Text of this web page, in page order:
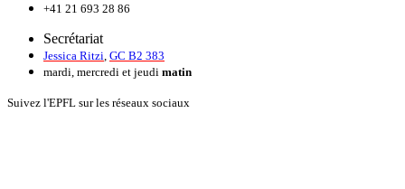
+41 21 693 28 86
Secrétariat
Jessica Ritzi GC B2 383
mardi, mercredi et jeudi matin
Suivez l'EPFL sur les réseaux sociaux